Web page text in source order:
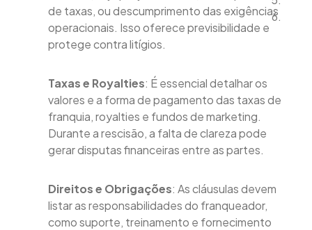
de taxas, ou descumprimento das exigências
operacionais. Isso oferece previsibilidade e
protege contra litígios.
Taxas e Royalties: É essencial detalhar os
valores e a forma de pagamento das taxas de
franquia, royalties e fundos de marketing.
Durante a rescisão, a falta de clareza pode
gerar disputas financeiras entre as partes.
Direitos e Obrigações: As cláusulas devem
listar as responsabilidades do franqueador,
como suporte, treinamento e fornecimento